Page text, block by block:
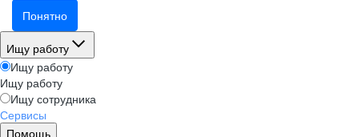
Понятно
Ищу работу
Ищу работу
Ищу работу
Ищу сотрудника
Сервисы
Помощь